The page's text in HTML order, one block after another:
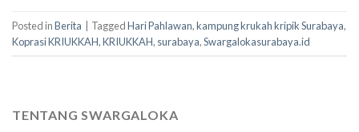
Posted inBerita TaggedHari Pahlawan,kampung krukah kripik Surabaya,
Koprasi KRIUKKAH,KRIUKKAH, surabaya,Swargalokasurabaya.id
TENTANG SWARGALOKA